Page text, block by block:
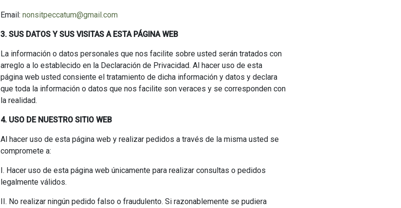
Email: nonsitpeccatum@gmail.com
3. SUS DATOS Y SUS VISITAS A ESTA PÁGINA WEB
La información o datos personales que nos facilite sobre usted serán tratados con
arreglo a lo establecido en la Declaración de Privacidad. Al hacer uso de esta
página web usted consiente el tratamiento de dicha información y datos y declara
que toda la información o datos que nos facilite son veraces y se corresponden con
la realidad.
4. USO DE NUESTRO SITIO WEB
Al hacer uso de esta página web y realizar pedidos a través de la misma usted se
compromete a:
I. Hacer uso de esta página web únicamente para realizar consultas o pedidos
legalmente válidos.
II. No realizar ningún pedido falso o fraudulento. Si razonablemente se pudiera